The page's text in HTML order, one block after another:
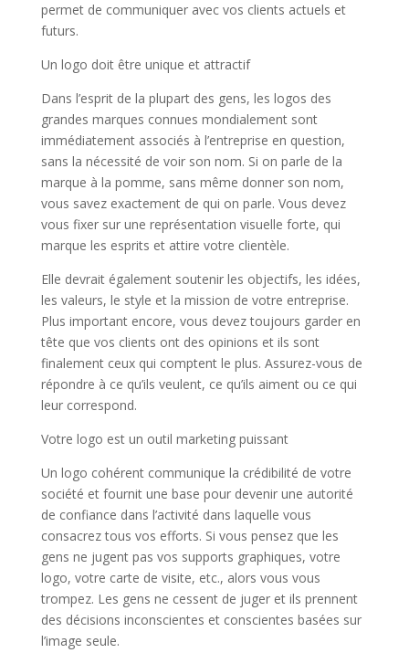
permet de communiquer avec vos clients actuels et
futurs.
Un logo doit être unique et attractif
Dans l’esprit de la plupart des gens, les logos des
grandes marques connues mondialement sont
immédiatement associés à l’entreprise en question,
sans la nécessité de voir son nom. Si on parle de la
marque à la pomme, sans même donner son nom,
vous savez exactement de qui on parle. Vous devez
vous fixer sur une représentation visuelle forte, qui
marque les esprits et attire votre clientèle.
Elle devrait également soutenir les objectifs, les idées,
les valeurs, le style et la mission de votre entreprise.
Plus important encore, vous devez toujours garder en
tête que vos clients ont des opinions et ils sont
finalement ceux qui comptent le plus. Assurez-vous de
répondre à ce qu’ils veulent, ce qu’ils aiment ou ce qui
leur correspond.
Votre logo est un outil marketing puissant
Un logo cohérent communique la crédibilité de votre
société et fournit une base pour devenir une autorité
de confiance dans l’activité dans laquelle vous
consacrez tous vos efforts. Si vous pensez que les
gens ne jugent pas vos supports graphiques, votre
logo, votre carte de visite, etc., alors vous vous
trompez. Les gens ne cessent de juger et ils prennent
des décisions inconscientes et conscientes basées sur
l’image seule.